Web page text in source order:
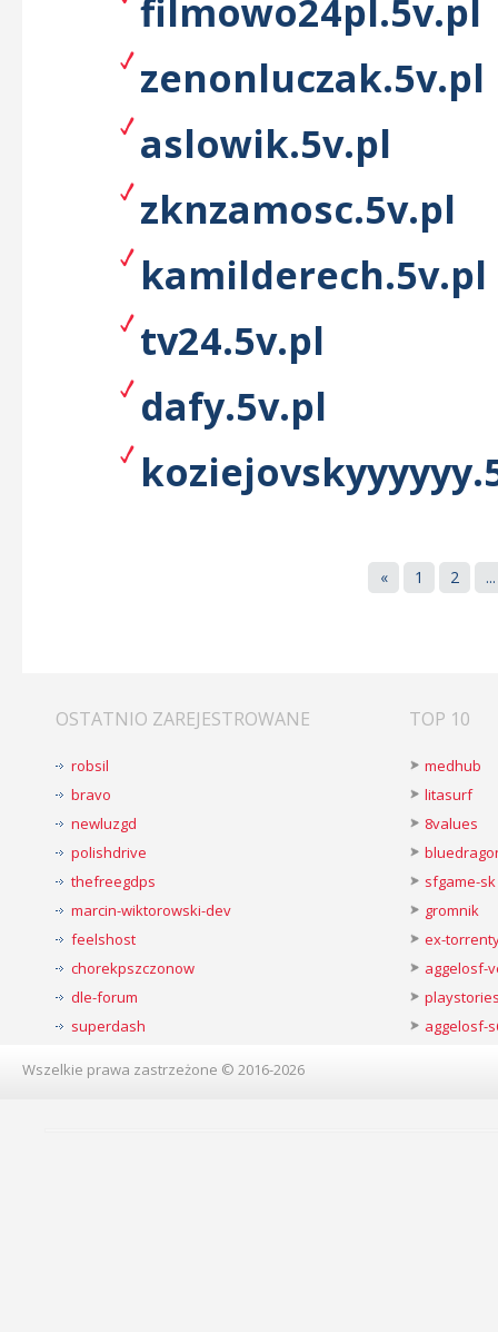
filmowo24pl.5v.pl
zenonluczak.5v.pl
aslowik.5v.pl
zknzamosc.5v.pl
kamilderech.5v.pl
tv24.5v.pl
dafy.5v.pl
« 1 2 ...
OSTATNIO ZAREJESTROWANE
robsil
bravo
newluzgd
polishdrive
thefreegdps
marcin-wiktorowski-dev
feelshost
chorekpszczonow
dle-forum
superdash
TOP 10
medhub
litasurf
8values
sfgame-sk
gromnik
ex-
aggelosf-
aggelosf-
Wszelkie prawa zastrzeżone © 2016-2026